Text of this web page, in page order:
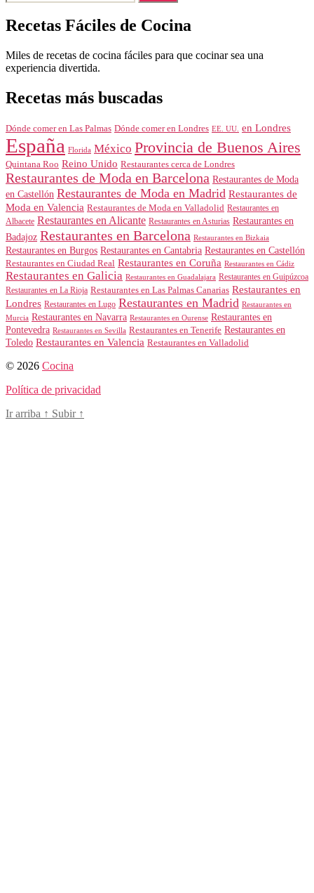
Recetas Fáciles de Cocina
Miles de recetas de cocina fáciles para que cocinar sea una
experiencia divertida.
Recetas más buscadas
Dónde comer en Las Palmas Dónde comer en Londres EE. UU. en Londres
España Florida México Provincia de Buenos Aires
Quintana Roo Reino Unido Restaurantes cerca de Londres
Restaurantes de Moda en Barcelona Restaurantes de Moda
en Castellón Restaurantes de Moda en Madrid Restaurantes de
Moda en Valencia Restaurantes de Moda en Valladolid Restaurantes en
Albacete Restaurantes en Alicante Restaurantes en Asturias Restaurantes en
Badajoz Restaurantes en Barcelona Restaurantes en Bizkaia
Restaurantes en Burgos Restaurantes en Cantabria Restaurantes en Castellón
Restaurantes en Ciudad Real Restaurantes en Coruña Restaurantes en Cádiz
Restaurantes en Galicia Restaurantes en Guadalajara Restaurantes en Guipúzcoa
Restaurantes en La Rioja Restaurantes en Las Palmas Canarias Restaurantes en
Londres Restaurantes en Lugo Restaurantes en Madrid Restaurantes en
Murcia Restaurantes en Navarra Restaurantes en Ourense Restaurantes en
Pontevedra Restaurantes en Sevilla Restaurantes en Tenerife Restaurantes en
Toledo Restaurantes en Valencia Restaurantes en Valladolid
© 2026 Cocina
Política de privacidad
Ir arriba ↑ Subir ↑